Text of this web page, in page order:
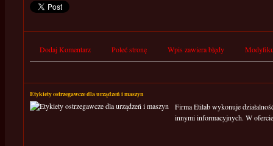
Dodaj Komentarz Poleć stronę Wpis zawiera błędy
Etykiety ostrzegawcze dla urządzeń i maszyn
Firma Etilab wykonuje
innymi informacyjnych. W